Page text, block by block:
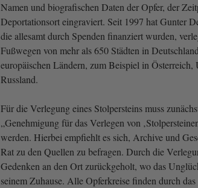
Namen und biografischen Daten der Opfer, der
Deportationsort eingraviert. Seit 1997 hat Gunter
die allesamt durch Spenden finanziert wurden,
Fußwegen von mehr als 650 Städten in
europäischen Ländern, zum Beispiel in
Russland.
Für die Verlegung eines Stolpersteins muss
„Genehmigung für das Verlegen von
werden. Hierbei empfiehlt es sich, Archive und
Rat zu den Quellen zu befragen. Durch die
Gedenken an den Ort zurückgeholt, wo das
seinem Zuhause. Alle Opferkreise finden durch